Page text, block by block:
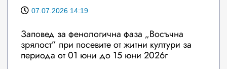
07.07.2026 14:19
Заповед за фенологична фаза „Восъчна
зрялост” при посевите от житни култури за
периода от 01 юни до 15 юни 2026г